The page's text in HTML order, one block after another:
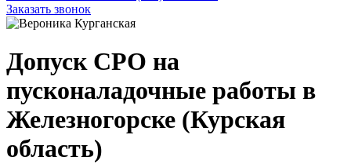
Заказать звонок
Допуск СРО на
пусконаладочные работы в
Железногорске (Курская
область)